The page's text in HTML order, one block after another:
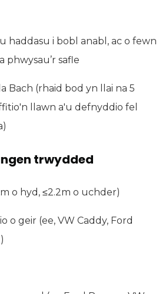
haddasu i bobl anabl, ac o fewn
safle
Bach (rhaid bod yn llai na 5
llawn a'u defnyddio fel
trwydded
o hyd, ≤2.2m o uchder)
o geir (ee, VW Caddy, Ford